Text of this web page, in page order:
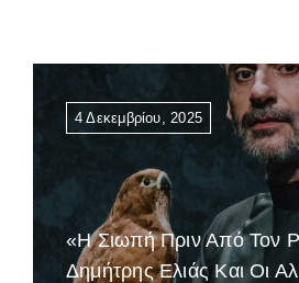
4 Δεκεμβρίου, 2025
«Η Σιωπή Πριν Από Τον
Δημήτρης Ελιάς Και Οι